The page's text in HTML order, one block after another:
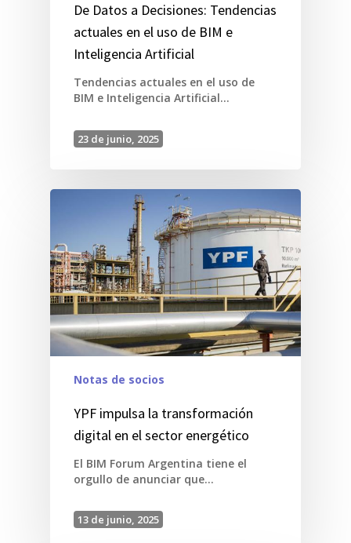
De Datos a Decisiones: Tendencias
actuales en el uso de BIM e
Inteligencia Artificial
Tendencias actuales en el uso de
BIM e Inteligencia Artificial…
23 de junio, 2025
Notas de socios
YPF impulsa la transformación
digital en el sector energético
El BIM Forum Argentina tiene el
orgullo de anunciar que…
13 de junio, 2025